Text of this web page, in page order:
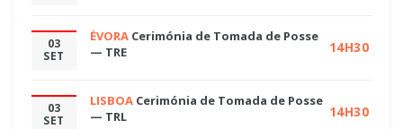
03
SET
ÉVORA Cerimónia de Tomada de Posse
— TRE
14H30
03
SET
LISBOA Cerimónia de Tomada de Posse
— TRL
14H30